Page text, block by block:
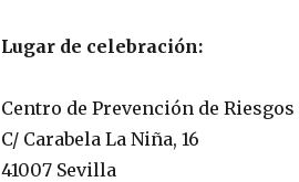
Lugar de celebración:
Centro de Prevención de
C/ Carabela La Niña, 16
41007 Sevilla